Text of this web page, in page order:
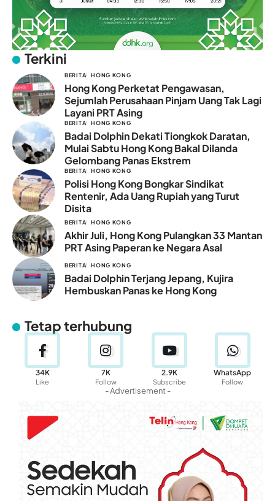
Terkini
BERITA HONG KONG
Hong Kong Perketat Pengawasan,
Sejumlah Perusahaan Pinjam Uang Tak Lagi
Layani PRT Asing
BERITA HONG KONG
Badai Dolphin Dekati Tiongkok Daratan,
Mulai Sabtu Hong Kong Bakal Dilanda
Gelombang Panas Ekstrem
BERITA HONG KONG
Polisi Hong Kong Bongkar Sindikat
Rentenir, Ada Uang Rupiah yang Turut
Disita
BERITA HONG KONG
Akhir Juli, Hong Kong Pulangkan 33 Mantan
PRT Asing Paperan ke Negara Asal
BERITA HONG KONG
Badai Dolphin Terjang Jepang, Kujira
Hembuskan Panas ke Hong Kong
Tetap terhubung
34K
Like
7K
Follow
2.9K
Subscribe
WhatsApp
Follow
- Advertisement -